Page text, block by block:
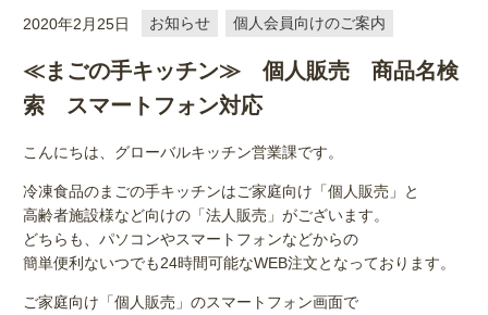
2020年2月25日 お知らせ 個人会員向けのご案内
≪まごの手キッチン≫ 個人販売 商品名検
索 スマートフォン対応
こんにちは、グローバルキッチン営業課です。
冷凍食品のまごの手キッチンはご家庭向け「個人販売」と
高齢者施設様など向けの「法人販売」がございます。
どちらも、パソコンやスマートフォンなどからの
簡単便利ないつでも24時間可能なWEB注文となっております。
ご家庭向け「個人販売」のスマートフォン画面で